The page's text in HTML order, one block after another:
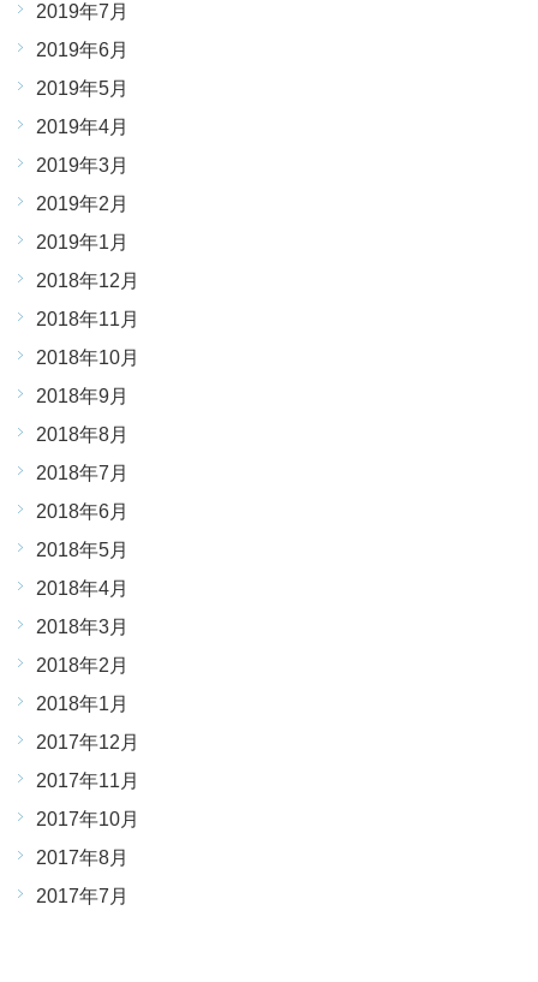
2019年7月
2019年6月
2019年5月
2019年4月
2019年3月
2019年2月
2019年1月
2018年12月
2018年11月
2018年10月
2018年9月
2018年8月
2018年7月
2018年6月
2018年5月
2018年4月
2018年3月
2018年2月
2018年1月
2017年12月
2017年11月
2017年10月
2017年8月
2017年7月